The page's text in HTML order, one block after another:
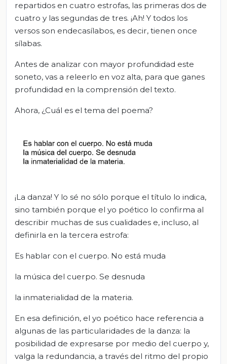
repartidos en cuatro estrofas, las primeras dos de
cuatro y las segundas de tres. ¡Ah! Y todos los
versos son endecasílabos, es decir, tienen once
sílabas.
Antes de analizar con mayor profundidad este
soneto, vas a releerlo en voz alta, para que ganes
profundidad en la comprensión del texto.
Ahora, ¿Cuál es el tema del poema?
¡La danza! Y lo sé no sólo porque el título lo indica,
sino también porque el yo poético lo confirma al
describir muchas de sus cualidades e, incluso, al
definirla en la tercera estrofa:
Es hablar con el cuerpo. No está muda
la música del cuerpo. Se desnuda
la inmaterialidad de la materia.
En esa definición, el yo poético hace referencia a
algunas de las particularidades de la danza: la
posibilidad de expresarse por medio del cuerpo y,
valga la redundancia, a través del ritmo del propio